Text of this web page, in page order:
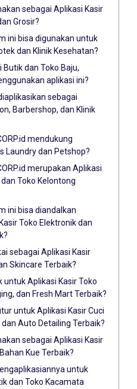
sebagai Aplikasi Kasir
Grosir?
ini bisa digunakan untuk
dan Klinik Kesehatan?
Butik dan Toko Baju,
aplikasi ini?
sebagai
Barbershop, dan Klinik
mendukung
Laundry dan Petshop?
merupakan Aplikasi
Toko Kelontong
ini bisa diandalkan
Toko Elektronik dan
sebagai Aplikasi Kasir
Skincare Terbaik?
untuk Aplikasi Kasir Toko
dan Fresh Mart Terbaik?
untuk Aplikasi Kasir Cuci
dan Auto Detailing Terbaik?
sebagai Aplikasi Kasir
Kue Terbaik?
untuk
dan Toko Kacamata